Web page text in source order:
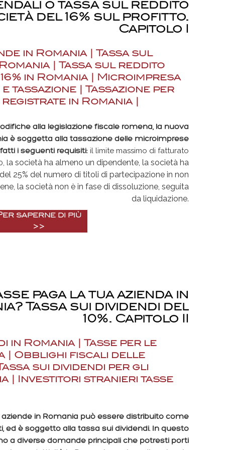
paga la tua azienda in
Tassa sui dividendi del
10%. Capitolo II
in Romania | Tasse per le
| Obblighi fiscali delle
sui dividendi per gli
| Investitori stranieri tasse
in Romania può essere distribuito come
ed è soggetto alla tassa sui dividendi. In questo
a diverse domande principali che potresti porti
o tassa sul reddito
del 16% sul profitto.
Capitolo I
in Romania |
Tassa sul
|
Tassa sul reddito
in Romania |
Microimpresa
tassazione |
Tassazione per
registrate in Romania|
alla legislazione fiscale romena, la nuova
è soggetta alla tassazione delle microimprese
i seguenti requisiti: il limite massimo di fatturato
la società ha almeno un dipendente, la società ha
25% del numero di titoli di partecipazione in non
la società non è in fase di dissoluzione, seguita
da liquidazione.
saperne di più
>>